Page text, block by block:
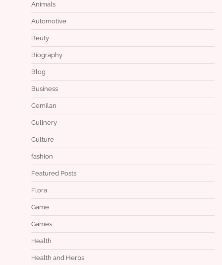
Animals
Automotive
Beuty
Biography
Blog
Business
Cemilan
Culinery
Culture
fashion
Featured Posts
Flora
Game
Games
Health
Health and Herbs